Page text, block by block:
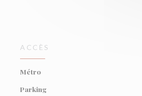
ACCÈS
Métro
Parking